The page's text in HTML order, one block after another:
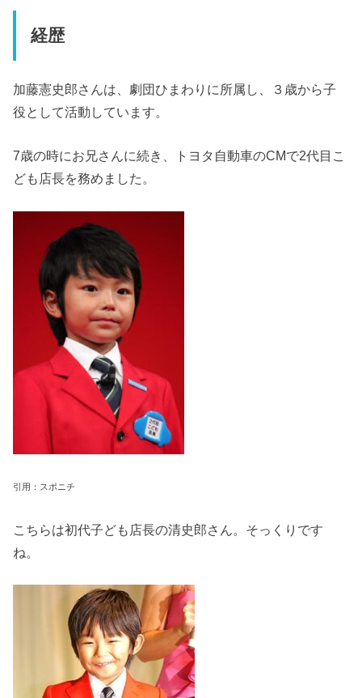
経歴
加藤憲史郎さんは、劇団ひまわりに所属し、３歳から子
役として活動しています。
7歳の時にお兄さんに続き、トヨタ自動車のCMで2代目こ
ども店長を務めました。
引用：スポニチ
こちらは初代子ども店長の清史郎さん。そっくりです
ね。